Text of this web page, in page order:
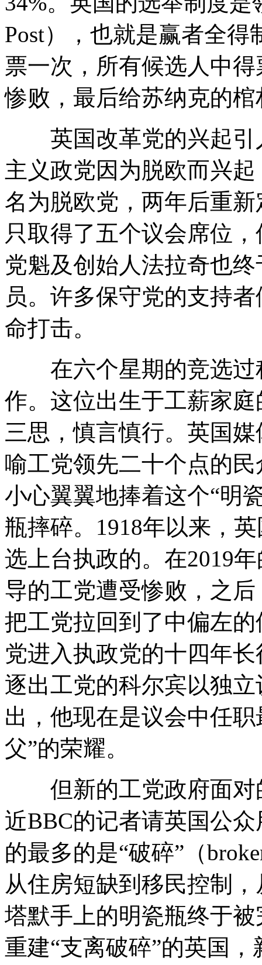
Post），也就是赢者全
票一次，所有候选人中
惨败，最后给苏纳克的
英国改革党的兴起引
主义政党因为脱欧而兴
名为脱欧党，两年后重
只取得了五个议会席位
党魁及创始人法拉奇也
员。许多保守党的支持
命打击。
在六个星期的竞选过
作。这位出生于工薪家
三思，慎言慎行。英国
喻工党领先二十个点的
小心翼翼地捧着这个“明
瓶摔碎。1918年以来，
选上台执政的。在2019
导的工党遭受惨败，之
把工党拉回到了中偏左
党进入执政党的十四年
逐出工党的科尔宾以独
出，他现在是议会中任
父”的荣耀。
但新的工党政府面对
近BBC的记者请英国公
的最多的是“破碎”（
从住房短缺到移民控制
塔默手上的明瓷瓶终于
重建“支离破碎”的英国